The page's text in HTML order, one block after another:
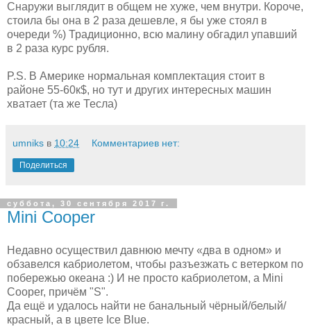
Снаружи выглядит в общем не хуже, чем внутри. Короче,
стоила бы она в 2 раза дешевле, я бы уже стоял в
очереди %) Традиционно, всю малину обгадил упавший
в 2 раза курс рубля.
P.S. В Америке нормальная комплектация стоит в
районе 55-60к$, но тут и других интересных машин
хватает (та же Тесла)
umniks в 10:24 Комментариев нет:
Поделиться
суббота, 30 сентября 2017 г.
Mini Cooper
Недавно осуществил давнюю мечту «два в одном» и
обзавелся кабриолетом, чтобы разъезжать с ветерком по
побережью океана :) И не просто кабриолетом, а Mini
Cooper, причём "S".
Да ещё и удалось найти не банальный чёрный/белый/
красный, а в цвете Ice Blue.